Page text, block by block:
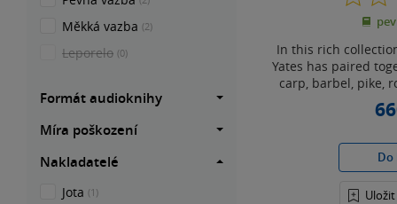
In this rich
Yates has paired
carp, barbel, pike,
Do
Měkká vazba (2)
Leporelo (0)
Formát audioknihy
Míra poškození
Nakladatelé
Jota (1)